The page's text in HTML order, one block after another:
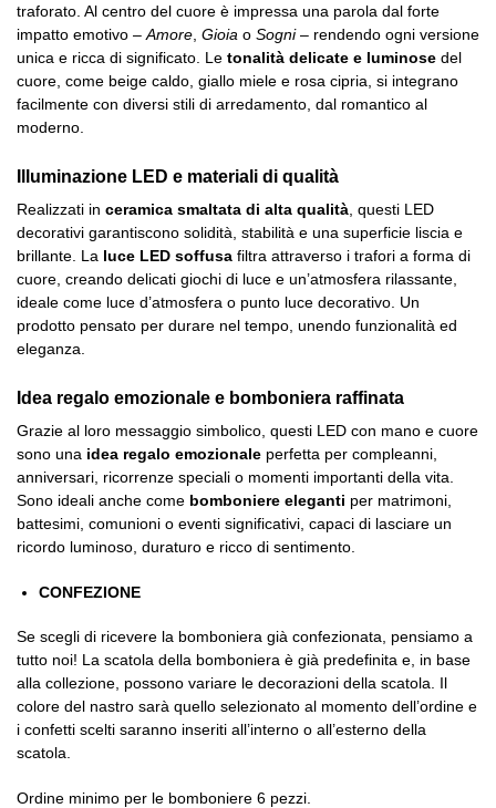
traforato. Al centro del cuore è impressa una parola dal forte
impatto emotivo – Amore Gioia o Sogni– rendendo ogni versione
unica e ricca di significato. Le tonalità delicate e luminose del
cuore, come beige caldo, giallo miele e rosa cipria, si integrano
facilmente con diversi stili di arredamento, dal romantico al
moderno.
Illuminazione LED e materiali di qualità
Realizzati in ceramica smaltata di alta qualità , questi LED
decorativi garantiscono solidità, stabilità e una superficie liscia e
brillante. La luce LED soffusa filtra attraverso i trafori a forma di
cuore, creando delicati giochi di luce e un’atmosfera rilassante,
ideale come luce d’atmosfera o punto luce decorativo. Un
prodotto pensato per durare nel tempo, unendo funzionalità ed
eleganza.
Idea regalo emozionale e bomboniera raffinata
Grazie al loro messaggio simbolico, questi LED con mano e cuore
sono una idea regalo emozionale perfetta per compleanni,
anniversari, ricorrenze speciali o momenti importanti della vita.
Sono ideali anche come bomboniere eleganti per matrimoni,
battesimi, comunioni o eventi significativi, capaci di lasciare un
ricordo luminoso, duraturo e ricco di sentimento.
CONFEZIONE
Se scegli di ricevere la bomboniera già confezionata, pensiamo a
tutto noi! La scatola della bomboniera è già predefinita e, in base
alla collezione, possono variare le decorazioni della scatola. Il
colore del nastro sarà quello selezionato al momento dell’ordine e
i confetti scelti saranno inseriti all’interno o all’esterno della
scatola.
Ordine minimo per le bomboniere 6 pezzi.